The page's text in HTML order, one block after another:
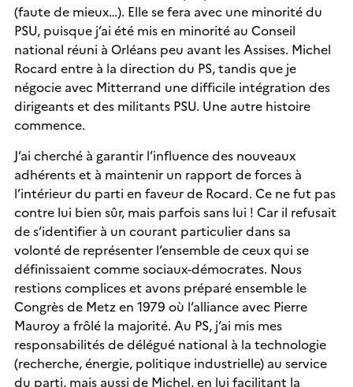
(faute de mieux…). Elle se fera avec une minorité du
PSU, puisque j’ai été mis en minorité au Conseil
national réuni à Orléans peu avant les Assises. Michel
Rocard entre à la direction du PS, tandis que je
négocie avec Mitterrand une difficile intégration des
dirigeants et des militants PSU. Une autre histoire
commence.
J’ai cherché à garantir l’influence des nouveaux
adhérents et à maintenir un rapport de forces à
l’intérieur du parti en faveur de Rocard. Ce ne fut pas
contre lui bien sûr, mais parfois sans lui ! Car il refusait
de s’identifier à un courant particulier dans sa
volonté de représenter l’ensemble de ceux qui se
définissaient comme sociaux-démocrates. Nous
restions complices et avons préparé ensemble le
Congrès de Metz en 1979 où l’alliance avec Pierre
Mauroy a frôlé la majorité. Au PS, j’ai mis mes
responsabilités de délégué national à la technologie
(recherche, énergie, politique industrielle) au service
du parti, mais aussi de Michel, en lui facilitant la